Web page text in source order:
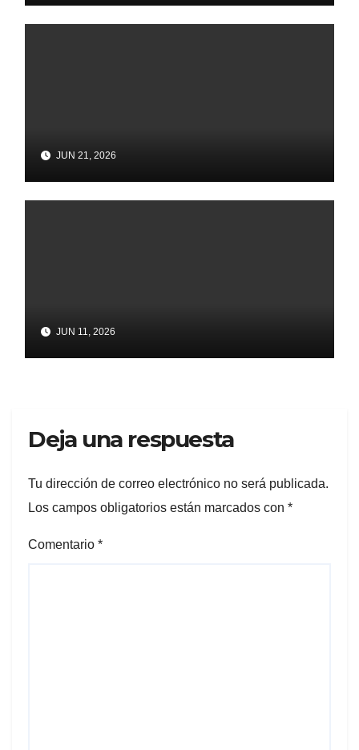
JUN 21, 2026
JUN 11, 2026
Deja una respuesta
Tu dirección de correo electrónico no será publicada.
Los campos obligatorios están marcados con *
Comentario *